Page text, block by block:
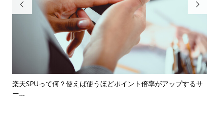

楽天SPUって何？使えば使うほどポイント倍率がアップするサ
ー...
